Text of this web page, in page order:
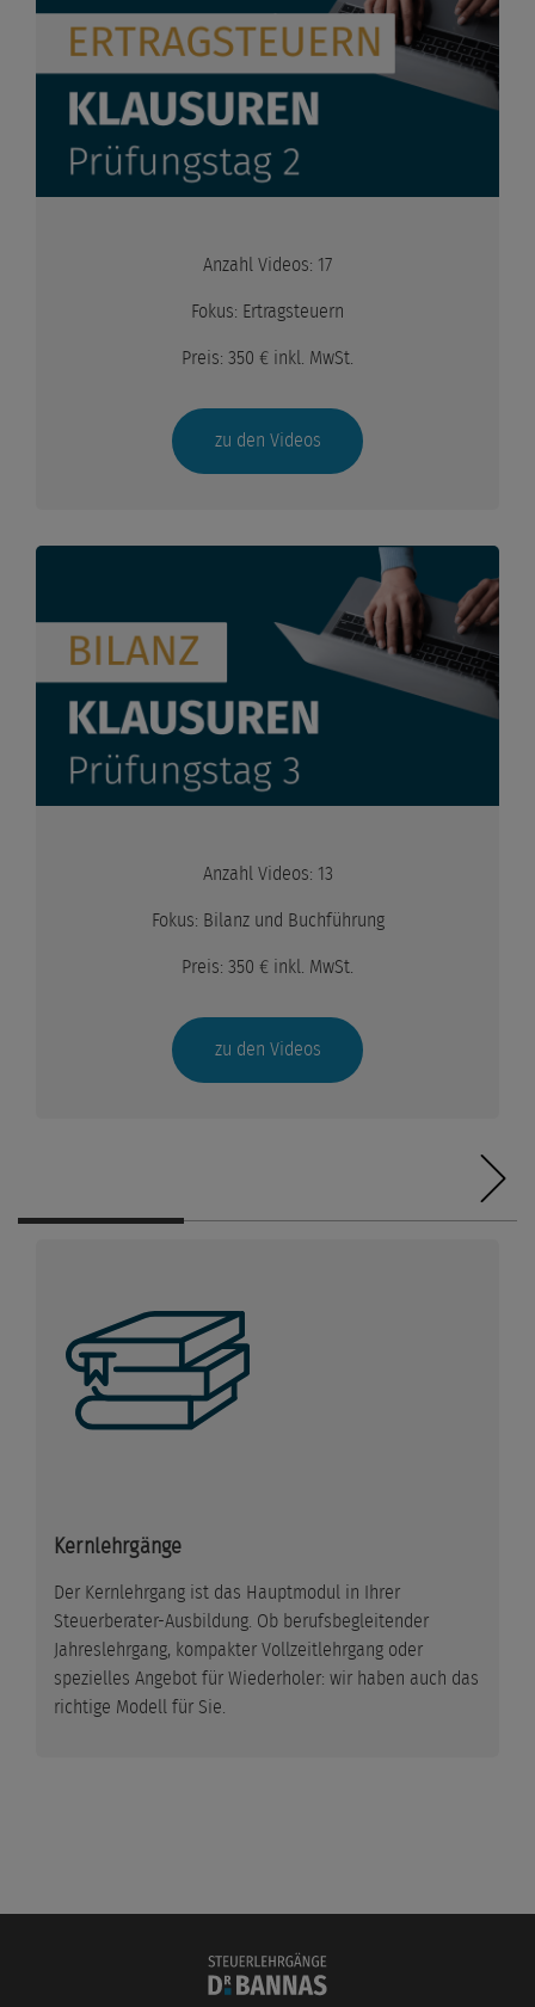
§§ 17 + 20 EStG
Besteuerung von Renten
Betriebsaufspaltung
Betriebsveräußerung
Vorweggenommene Erbfolge
unbeschränkte Steuerpflicht
Anzahl Videos: 17
Fokus: Ertragsteuern
Preis: 350 € inkl. MwSt.
zu den Videos
Anzahl Videos: 13
Fokus: Bilanz und Buchführung
Preis: 350 € inkl. MwSt.
zu den Videos
Kernlehrgänge
Der Kernlehrgang ist das Hauptmodul in Ihrer
Steuerberater-Ausbildung. Ob berufsbegleitender
Jahreslehrgang, kompakter Vollzeitlehrgang oder
spezielles Angebot für Wiederholer: wir haben auch das
richtige Modell für Sie.